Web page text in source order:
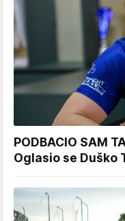
PODBACIO SAM
Oglasio se Duško